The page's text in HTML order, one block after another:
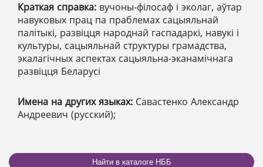
Краткая справка: вучоны-філосаф і эколаг, аўтар
навуковых прац па праблемах сацыяльнай
палітыкі, развіцця народнай гаспадаркі, навукі і
культуры, сацыяльнай структуры грамадства,
экалагічных аспектах сацыяльна-эканамічнага
развіцця Беларусі
Имена на других языках: Савастенко Александр
Андреевич (русский);
Найти в каталоге НББ